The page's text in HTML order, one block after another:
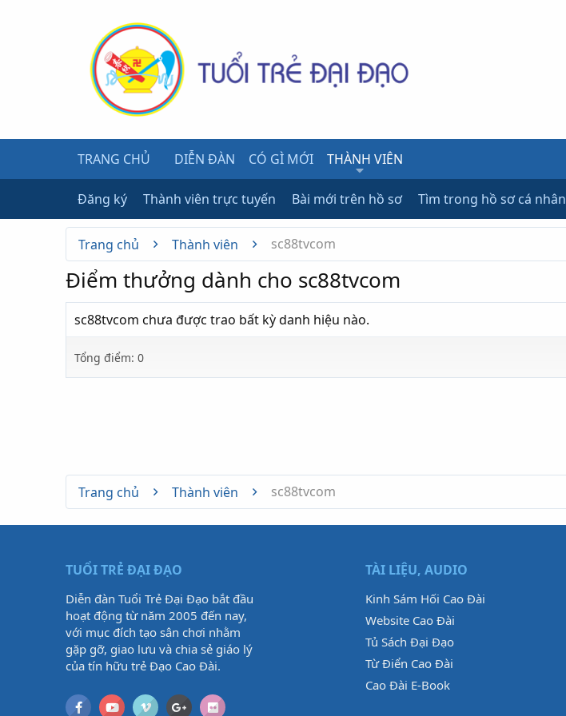
TRANG CHỦ DIỄN ĐÀN CÓ GÌ MỚI THÀNH VIÊN
Đăng ký Thành viên trực tuyến Bài mới trên hồ sơ Tìm trong hồ sơ cá nhân
Trang chủ Thành viên sc88tvcom
Điểm thưởng dành cho sc88tvcom
sc88tvcom chưa được trao bất kỳ danh hiệu nào.
Tổng điểm: 0
Trang chủ Thành viên sc88tvcom
TUỔI TRẺ ĐẠI ĐẠO
Diễn đàn Tuổi Trẻ Đại Đạo bắt đầu
hoạt động từ năm 2005 đến nay,
với mục đích tạo sân chơi nhằm
gặp gỡ, giao lưu và chia sẻ giáo lý
của tín hữu trẻ Đạo Cao Đài.
TÀI LIỆU, AUDIO
Kinh Sám Hối Cao Đài
Website Cao Đài
Tủ Sách Đại Đạo
Từ Điển Cao Đài
Cao Đài E-Book